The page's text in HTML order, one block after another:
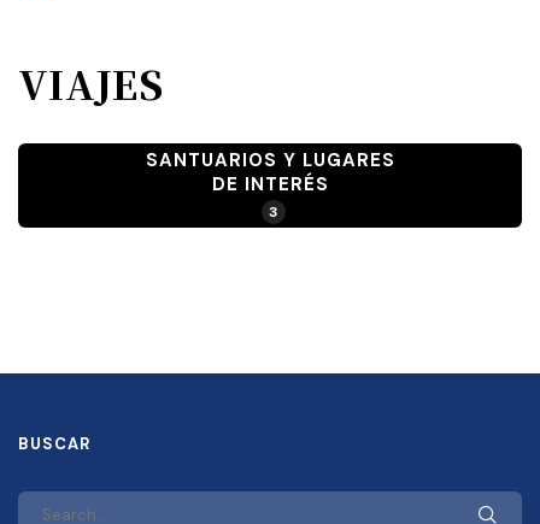
VIAJES
SANTUARIOS Y LUGARES
DE INTERÉS
3
BUSCAR